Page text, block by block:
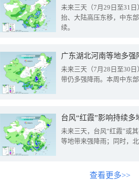
未来三天（7月29日至31
抬、大陆高压东移，中东
续。
广东湖北河南等地多
未来三天（7月28日至30
带仍多强降雨。本周中东
台风“红霞”影响持续
未来三天，台风“红霞”或
等地带来强降雨；同时，
查看更多>>